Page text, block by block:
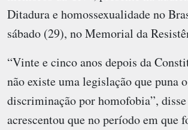
Ditadura e homossexualidade no
sábado (29), no Memorial da
“Vinte e cinco anos depois da
não existe uma legislação que puna
discriminação por homofobia”,
acrescentou que no período em que